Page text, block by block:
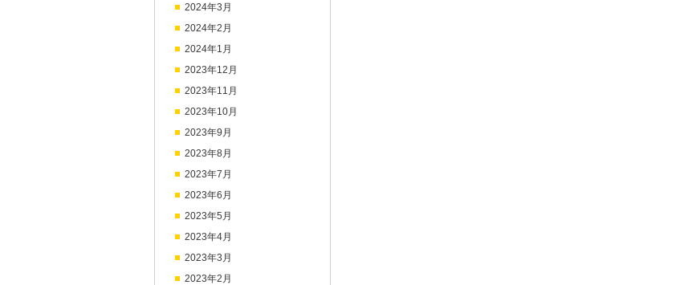
2024年3月
2024年2月
2024年1月
2023年12月
2023年11月
2023年10月
2023年9月
2023年8月
2023年7月
2023年6月
2023年5月
2023年4月
2023年3月
2023年2月